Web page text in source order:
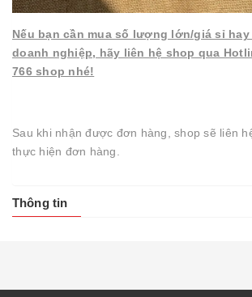
Nếu bạn cần mua số lượng lớn/giá sỉ hay
doanh nghiệp, hãy liên hệ shop qua
766 shop nhé!
Sau khi nhận được đơn hàng, shop sẽ liên
thực hiện đơn hàng.
Thông tin